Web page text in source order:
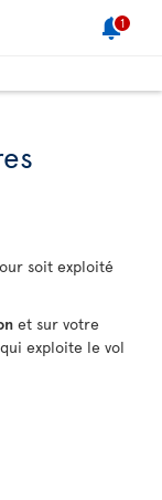
1
soit exploité
et sur votre
exploite le vol